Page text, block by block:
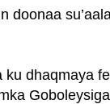
doonaa
dhaqmaya